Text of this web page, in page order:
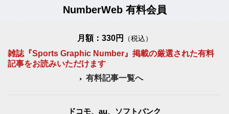
NumberWeb 有料会員
月額：330円 （税込）
雑誌『Sports Graphic Number』掲載の厳選された有料
記事をお読みいただけます
有料記事一覧へ
ドコモ、au、ソフトバンク